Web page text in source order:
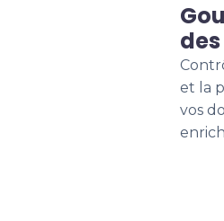
et la
vos